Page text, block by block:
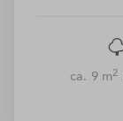
ca. 9 m2